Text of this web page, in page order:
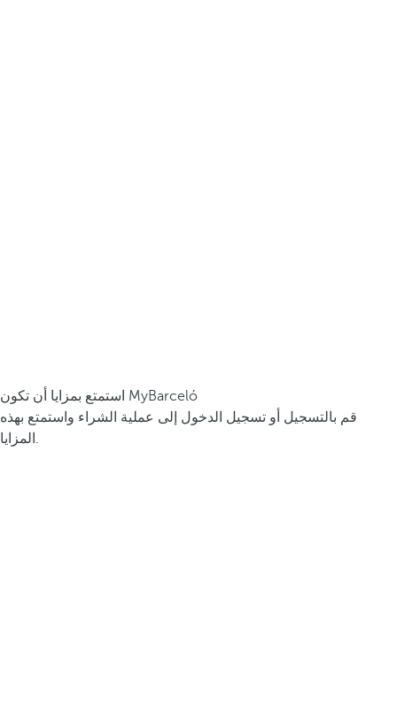
استمتع بمزايا أن تكون MyBarceló
قم بالتسجيل أو تسجيل الدخول إلى عملية الشراء واستمتع بهذه
المزايا.